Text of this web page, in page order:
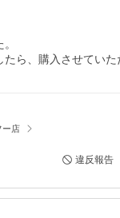
ら、購入させていた
ー店
違反報告